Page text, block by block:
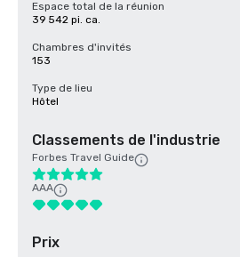
Espace total de la réunion
39 542 pi. ca.
Chambres d'invités
153
Type de lieu
Hôtel
Classements de l'industrie
Forbes Travel Guide
AAA
Prix